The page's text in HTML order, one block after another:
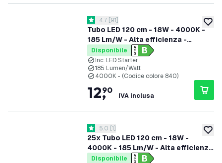
Tubo LED 120 cm - 18W - 4000K -
185 Lm/W - Alta efficienza -
Etichetta energetica B
apri il cassetto delle recensioni
4.7 stelle di valutazione
4.7 [91]
Disponibile
Inc. LED Starter
185 Lumen/Watt
4000K - (Codice colore 840)
12,
90
IVA inclusa
25x Tubo LED 120 cm - 18W -
4000K - 185 Lm/W - Alta efficienza
- Etichetta energetica B
apri il cassetto delle recensioni
5 stelle di valutazione
5.0 [1]
Disponibile